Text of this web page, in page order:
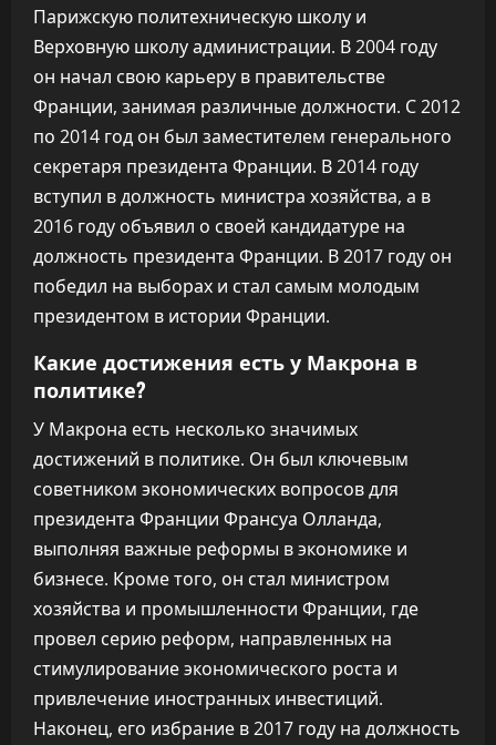
Парижскую политехническую школу и
Верховную школу администрации. В 2004 году
он начал свою карьеру в правительстве
Франции, занимая различные должности. С 2012
по 2014 год он был заместителем генерального
секретаря президента Франции. В 2014 году
вступил в должность министра хозяйства, а в
2016 году объявил о своей кандидатуре на
должность президента Франции. В 2017 году он
победил на выборах и стал самым молодым
президентом в истории Франции.
Какие достижения есть у Макрона в
политике?
У Макрона есть несколько значимых
достижений в политике. Он был ключевым
советником экономических вопросов для
президента Франции Франсуа Олланда,
выполняя важные реформы в экономике и
бизнесе. Кроме того, он стал министром
хозяйства и промышленности Франции, где
провел серию реформ, направленных на
стимулирование экономического роста и
привлечение иностранных инвестиций.
Наконец, его избрание в 2017 году на должность